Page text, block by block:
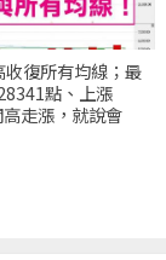
復所有均線；最
點、上漲
走漲，就說會